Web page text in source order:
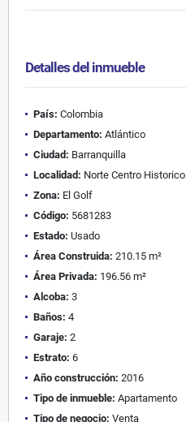
Detalles del inmueble
País: Colombia
Departamento: Atlántico
Ciudad: Barranquilla
Localidad: Norte Centro Historico
Zona: El Golf
Código: 5681283
Estado: Usado
Área Construida: 210.15 m²
Área Privada: 196.56 m²
Alcoba: 3
Baños: 4
Garaje: 2
Estrato: 6
Año construcción: 2016
Tipo de inmueble: Apartamento
Tipo de negocio: Venta